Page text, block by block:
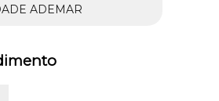
ADEMAR